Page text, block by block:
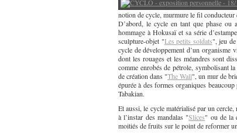
notion de cycle, murmure le fil conducteur
D’abord, le cycle en tant que phase ou
hommage à Hokusaï et sa série
sculpture-objet "Les petits soldats", jeu
cycle de développement d’un
dont les rouages et les méandres sont
comme enrobés de pétrole, symbolisant
de création dans "The Wall", un mur de
épurée à des formes organiques
Tabakian.
Et aussi, le cycle matérialisé par un
à l’instar des mandalas "Slices" ou de la
moitiés de fruits sur le point de reformer